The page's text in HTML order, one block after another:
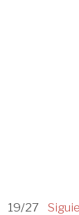
19/27